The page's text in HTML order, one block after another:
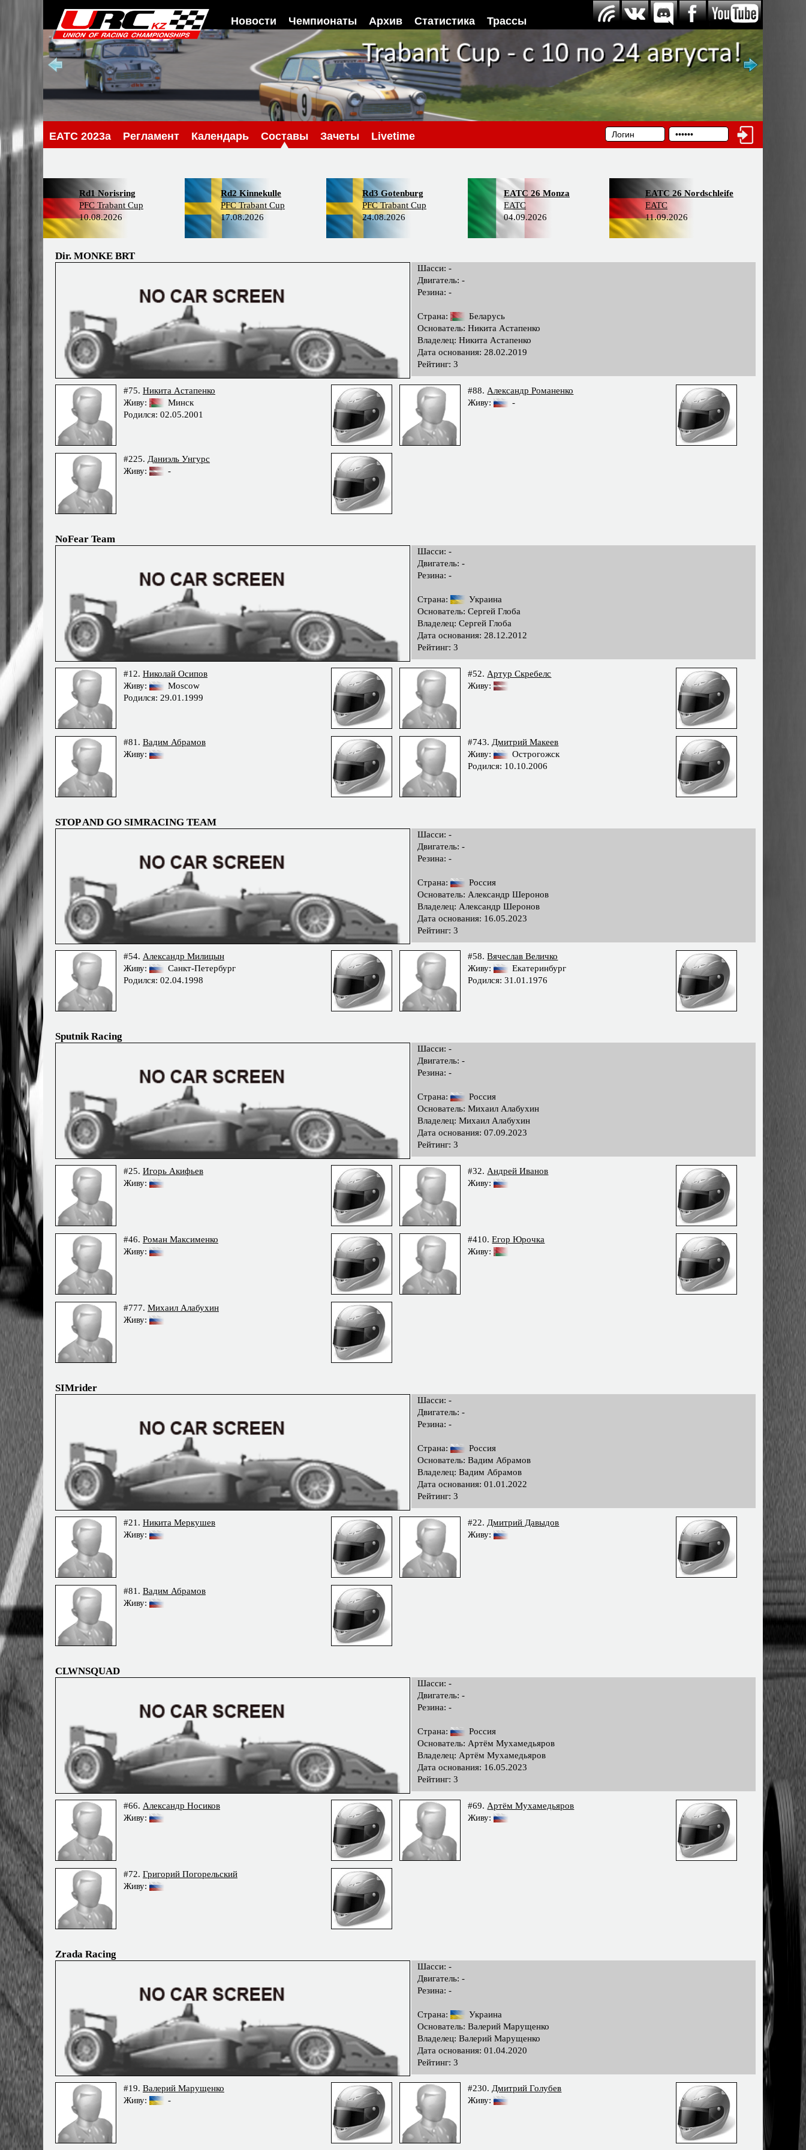
Новости Чемпионаты Архив Статистика Трассы
EATC 2023a Регламент Календарь Составы Зачеты Livetime
Rd1 Norisring
PFC Trabant Cup
10.08.2026
Rd2 Kinnekulle
PFC Trabant Cup
17.08.2026
Rd3 Gotenburg
PFC Trabant Cup
24.08.2026
EATC 26 Monza
EATC
04.09.2026
EATC 26 Nordschleife
EATC
11.09.2026
Dir. MONKE BRT
Шасси: -
Двигатель: -
Резина: -
Страна:
Беларусь
Основатель: Никита Астапенко
Владелец: Никита Астапенко
Дата основания: 28.02.2019
Рейтинг: 3
#75. Никита Астапенко
Живу:
Минск
Родился: 02.05.2001
#88. Александр Романенко
Живу:
-
#225. Даниэль Унгурс
Живу:
-
NoFear Team
Шасси: -
Двигатель: -
Резина: -
Страна:
Украина
Основатель: Сергей Глоба
Владелец: Сергей Глоба
Дата основания: 28.12.2012
Рейтинг: 3
#12. Николай Осипов
Живу:
Moscow
Родился: 29.01.1999
#52. Артур Скребелс
Живу:
#81. Вадим Абрамов
Живу:
#743. Дмитрий Макеев
Живу:
Острогожск
Родился: 10.10.2006
STOP AND GO SIMRACING TEAM
Шасси: -
Двигатель: -
Резина: -
Страна:
Россия
Основатель: Александр Шеронов
Владелец: Александр Шеронов
Дата основания: 16.05.2023
Рейтинг: 3
#54. Александр Милицын
Живу:
Санкт-Петербург
Родился: 02.04.1998
#58.Вячеслав Величко
Живу:
Екатеринбург
Родился: 31.01.1976
Sputnik Racing
Шасси: -
Двигатель: -
Резина: -
Страна:
Россия
Основатель: Михаил Алабухин
Владелец: Михаил Алабухин
Дата основания: 07.09.2023
Рейтинг: 3
#25. Игорь Акифьев
Живу:
#32. Андрей Иванов
Живу:
#46. Роман Максименко
Живу:
#410.Егор Юрочка
Живу:
#777. Михаил Алабухин
Живу:
SIMrider
Шасси: -
Двигатель: -
Резина: -
Страна:
Россия
Основатель: Вадим Абрамов
Владелец: Вадим Абрамов
Дата основания: 01.01.2022
Рейтинг: 3
#21. Никита Меркушев
Живу:
#22. Дмитрий Давыдов
Живу:
#81. Вадим Абрамов
Живу:
CLWNSQUAD
Шасси: -
Двигатель: -
Резина: -
Страна:
Россия
Основатель: Артём Мухамедьяров
Владелец: Артём Мухамедьяров
Дата основания: 16.05.2023
Рейтинг: 3
#66. Александр Носиков
Живу:
#69. Артём Мухамедьяров
Живу:
#72. Григорий Погорельский
Живу:
Zrada Racing
Шасси: -
Двигатель: -
Резина: -
Страна:
Украина
Основатель: Валерий Марущенко
Владелец: Валерий Марущенко
Дата основания: 01.04.2020
Рейтинг: 3
#19. Валерий Марущенко
Живу:
-
#230.Дмитрий Голубев
Живу: